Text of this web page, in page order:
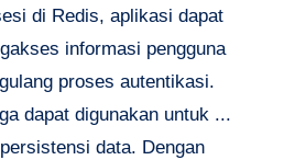
di Redis, aplikasi dapat
informasi pengguna
proses autentikasi.
dapat digunakan untuk ...
data. Dengan